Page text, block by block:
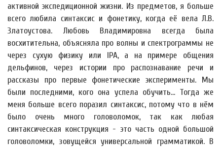
активной экспедиционной жизни. Из предметов, я больше
всего любила синтаксис и фонетику, когда её вела Л.В.
Златоустова. Любовь Владимировна всегда была
восхитительна, объясняла про волны и спектрограммы не
через сухую физику или IPA, а на примере общения
дельфинов, через истории про распознавание речи и
рассказы про первые фонетические эксперименты. Мы
были последними, кого она успела обучить... Тогда же
меня больше всего поразил синтаксис, потому что в нём
было очень много головоломок, так как любая
синтаксическая конструкция - это часть одной большой
головоломки, зовущейся универсальной грамматикой. В